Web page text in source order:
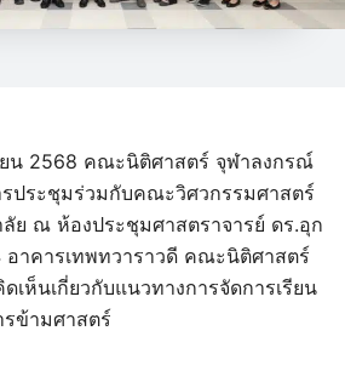
น 2568 คณะนิติศาสตร์ จุฬาลงกรณ์
ประชุมร่วมกับคณะวิศวกรรมศาสตร์
ย ณ ห้องประชุมศาสตราจารย์ ดร.อุก
าคารเทพทวาราวดี คณะนิติศาสตร์
เห็นเกี่ยวกับแนวทางการจัดการเรียน
ข้ามศาสตร์